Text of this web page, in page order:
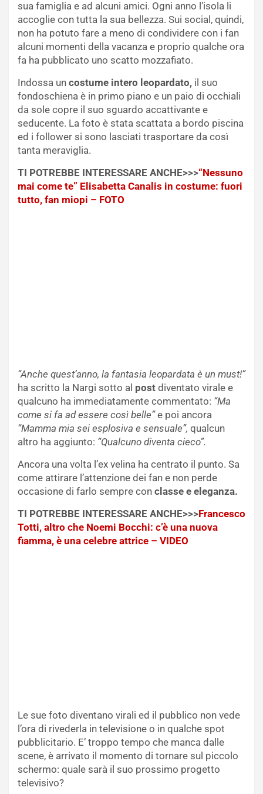
sua famiglia e ad alcuni amici. Ogni anno l’isola li
accoglie con tutta la sua bellezza. Sui social, quindi,
non ha potuto fare a meno di condividere con i fan
alcuni momenti della vacanza e proprio qualche ora
fa ha pubblicato uno scatto mozzafiato.
Indossa un costume intero leopardato, il suo
fondoschiena è in primo piano e un paio di occhiali
da sole copre il suo sguardo accattivante e
seducente. La foto è stata scattata a bordo piscina
ed i follower si sono lasciati trasportare da così
tanta meraviglia.
TI POTREBBE INTERESSARE ANCHE>>>“Nessuno
mai come te” Elisabetta Canalis in costume: fuori
tutto, fan miopi – FOTO
“Anche quest’anno, la fantasia leopardata è un must!”
ha scritto la Nargi sotto al post diventato virale e
qualcuno ha immediatamente commentato: “Ma
come si fa ad essere così belle”e poi ancora
“Mamma mia sei esplosiva e sensuale”, qualcun
altro ha aggiunto: “Qualcuno diventa cieco”.
Ancora una volta l’ex velina ha centrato il punto. Sa
come attirare l’attenzione dei fan e non perde
occasione di farlo sempre con classe e eleganza.
TI POTREBBE INTERESSARE ANCHE>>>Francesco
Totti, altro che Noemi Bocchi: c’è una nuova
fiamma, è una celebre attrice – VIDEO
Le sue foto diventano virali ed il pubblico non vede
l’ora di rivederla in televisione o in qualche spot
pubblicitario. E’ troppo tempo che manca dalle
scene, è arrivato il momento di tornare sul piccolo
schermo: quale sarà il suo prossimo progetto
televisivo?